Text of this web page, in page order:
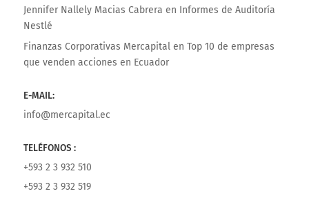
Jennifer Nallely Macias Cabrera en Informes de Auditoría
Nestlé
Finanzas Corporativas Mercapitalen Top 10 de empresas
que venden acciones en Ecuador
E-MAIL:
info@mercapital.ec
TELÉFONOS :
+593 2 3 932 510
+593 2 3 932 519